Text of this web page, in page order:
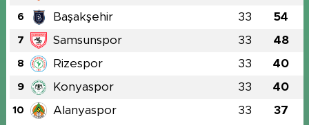
6 Başakşehir 33 54
7 Samsunspor 33 48
8 Rizespor 33 40
9 Konyaspor 33 40
10 Alanyaspor 33 37